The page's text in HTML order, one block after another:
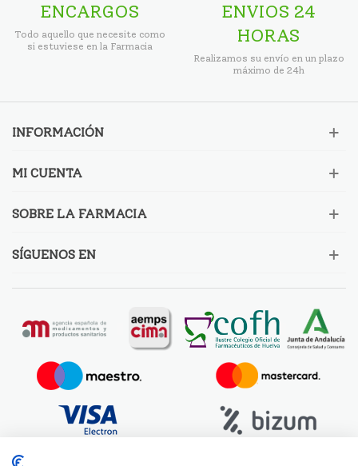
ENCARGOS
Todo aquello que necesite como
si estuviese en la Farmacia
ENVIOS 24
HORAS
Realizamos su envío en un plazo
máximo de 24h
INFORMACIÓN
MI CUENTA
SOBRE LA FARMACIA
SÍGUENOS EN